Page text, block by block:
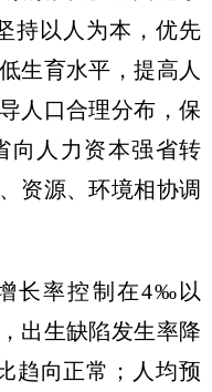
持以人为本，优先
生育水平，提高人
人口合理分布，保
向人力资本强省转
资源、环境相协调
长率控制在4‰以
出生缺陷发生率降
趋向正常；人均预